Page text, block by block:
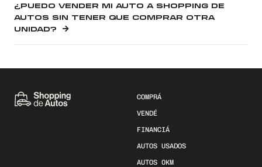
¿PUEDO VENDER MI AUTO A SHOPPING DE
AUTOS SIN TENER QUE COMPRAR OTRA
UNIDAD?
COMPRÁ
VENDÉ
FINANCIÁ
AUTOS USADOS
AUTOS 0KM